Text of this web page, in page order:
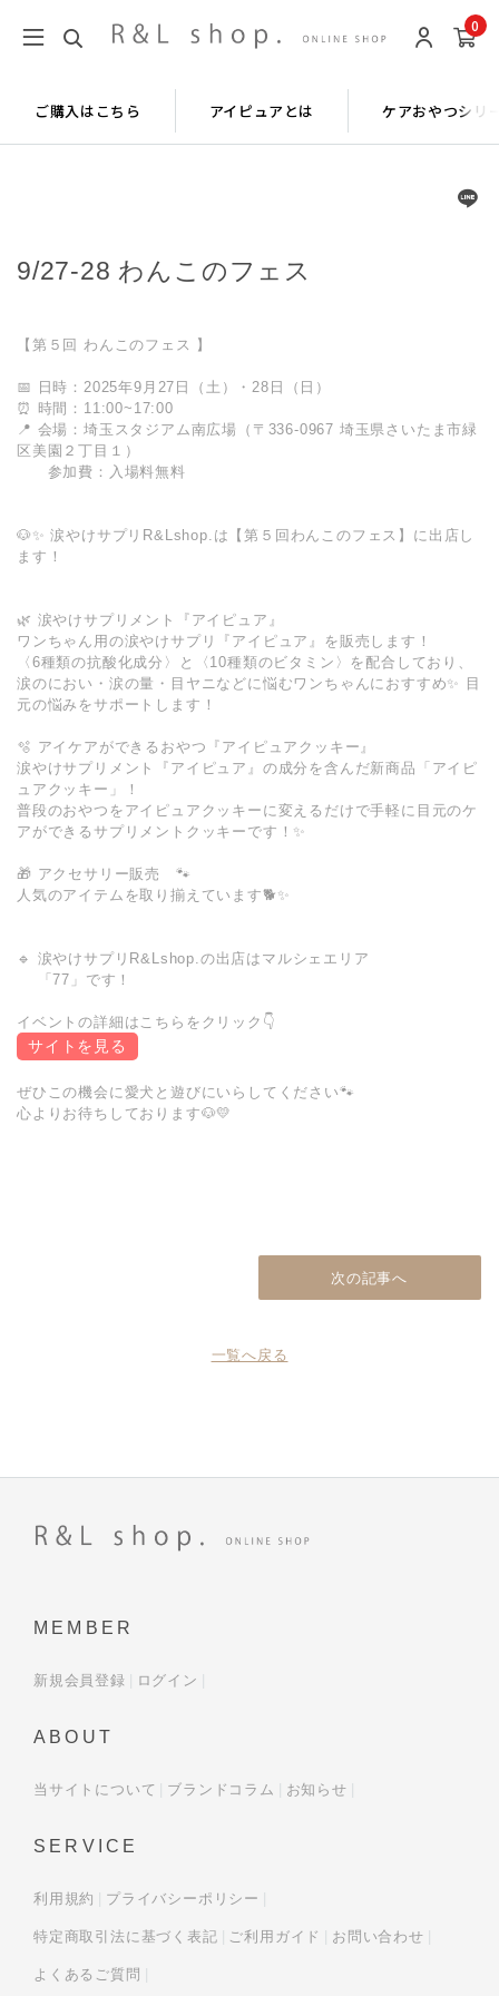
0
ご購入はこちら アイピュアとは ケアおやつシリ
9/27-28 わんこのフェス
【第５回 わんこのフェス 】
📅 日時：2025年9月27日（土）・28日（日）
⏰ 時間：11:00~17:00
📍 会場：埼玉スタジアム南広場（〒336-0967 埼玉県さいたま市緑
区美園２丁目１）
参加費：入場料無料
🐶✨ 涙やけサプリR&Lshop.は【第５回わんこのフェス】に出店し
ます！
🌿 涙やけサプリメント『アイピュア』
ワンちゃん用の涙やけサプリ『アイピュア』を販売します！
〈6種類の抗酸化成分〉と〈10種類のビタミン〉を配合しており、
涙のにおい・涙の量・目ヤニなどに悩むワンちゃんにおすすめ✨ 目
元の悩みをサポートします！
🫧 アイケアができるおやつ『アイピュアクッキー』
涙やけサプリメント『アイピュア』の成分を含んだ新商品「アイピ
ュアクッキー」！
普段のおやつをアイピュアクッキーに変えるだけで手軽に目元のケ
アができるサプリメントクッキーです！✨
🎁 アクセサリー販売 🐾
人気のアイテムを取り揃えています🐕✨
🔹 涙やけサプリR&Lshop.の出店はマルシェエリア
「77」です！
イベントの詳細はこちらをクリック👇
サイトを見る
ぜひこの機会に愛犬と遊びにいらしてください🐾
心よりお待ちしております🐶💛
一覧へ戻る
次の記事へ
MEMBER
新規会員登録 ログイン
ABOUT
当サイトについて ブランドコラム お知らせ
SERVICE
利用規約 プライバシーポリシー
特定商取引法に基づく表記 ご利用ガイド お問い合わせ
よくあるご質問